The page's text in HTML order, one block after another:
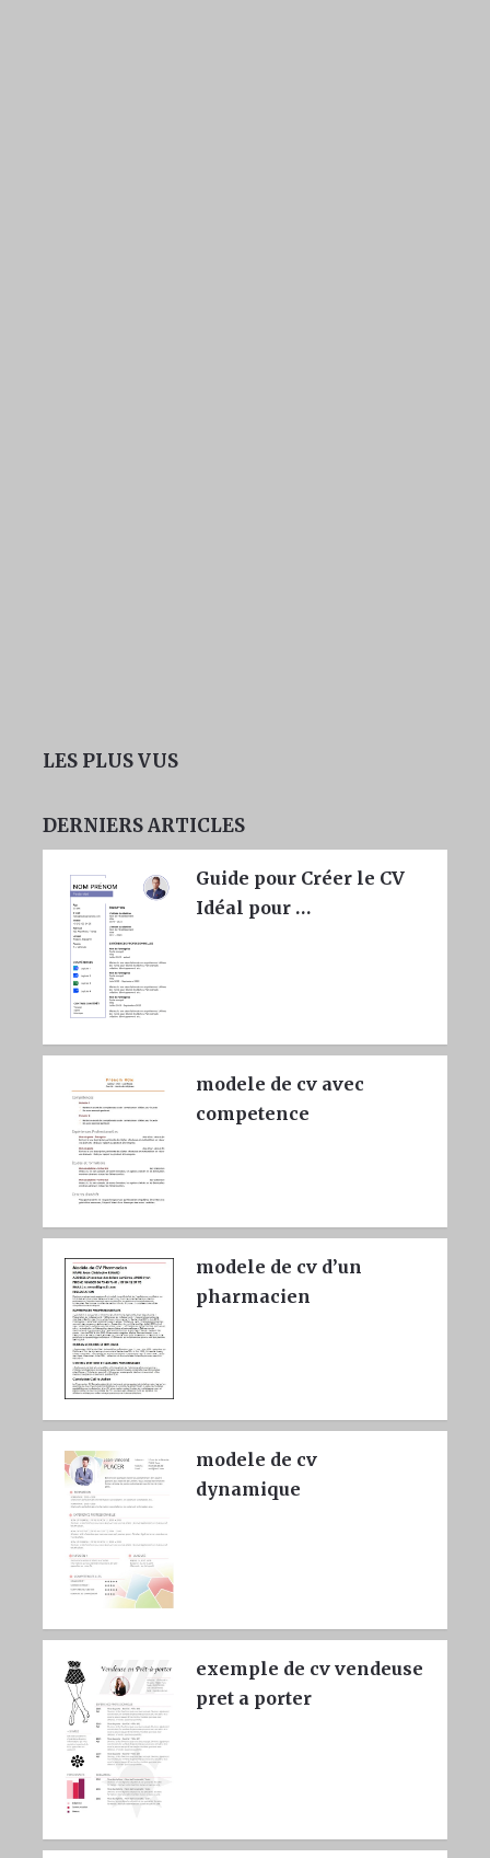
LES PLUS VUS
DERNIERS ARTICLES
Guide pour Créer le CV
Idéal pour …
modele de cv avec
competence
modele de cv d’un
pharmacien
modele de cv
dynamique
exemple de cv vendeuse
pret a porter